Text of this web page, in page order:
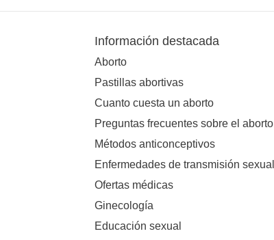
Información destacada
Aborto
Pastillas abortivas
Cuanto cuesta un aborto
Preguntas frecuentes sobre el aborto
Métodos anticonceptivos
Enfermedades de transmisión sexual
Ofertas médicas
Ginecología
Educación sexual